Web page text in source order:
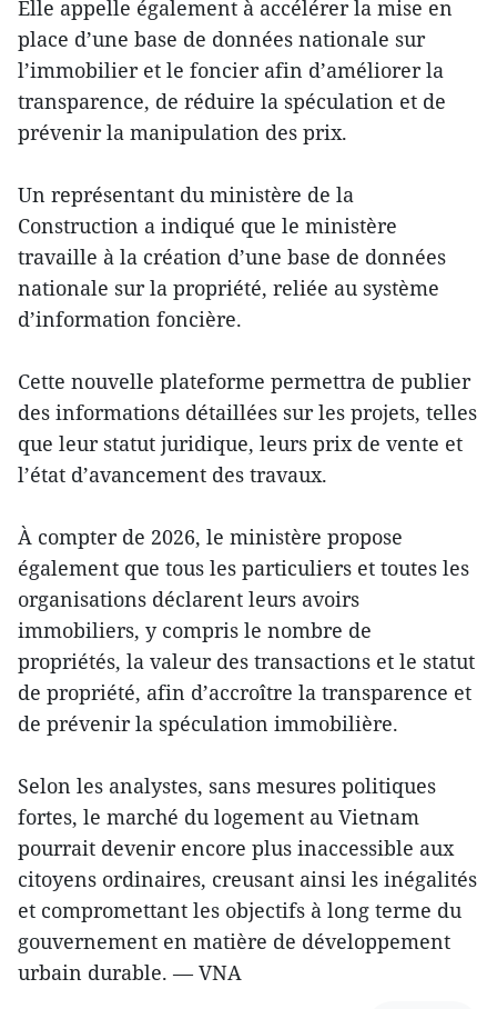
Elle appelle également à accélérer la mise en
place d’une base de données nationale sur
l’immobilier et le foncier afin d’améliorer la
transparence, de réduire la spéculation et de
prévenir la manipulation des prix.
Un représentant du ministère de la
Construction a indiqué que le ministère
travaille à la création d’une base de données
nationale sur la propriété, reliée au système
d’information foncière.
Cette nouvelle plateforme permettra de publier
des informations détaillées sur les projets, telles
que leur statut juridique, leurs prix de vente et
l’état d’avancement des travaux.
À compter de 2026, le ministère propose
également que tous les particuliers et toutes les
organisations déclarent leurs avoirs
immobiliers, y compris le nombre de
propriétés, la valeur des transactions et le statut
de propriété, afin d’accroître la transparence et
de prévenir la spéculation immobilière.
Selon les analystes, sans mesures politiques
fortes, le marché du logement au Vietnam
pourrait devenir encore plus inaccessible aux
citoyens ordinaires, creusant ainsi les inégalités
et compromettant les objectifs à long terme du
gouvernement en matière de développement
urbain durable. — VNA